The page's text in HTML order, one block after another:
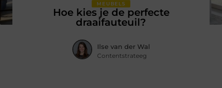
MEUBELS
Hoe kies je de perfecte
draaifauteuil?
Ilse van der Wal
Contentstrateeg